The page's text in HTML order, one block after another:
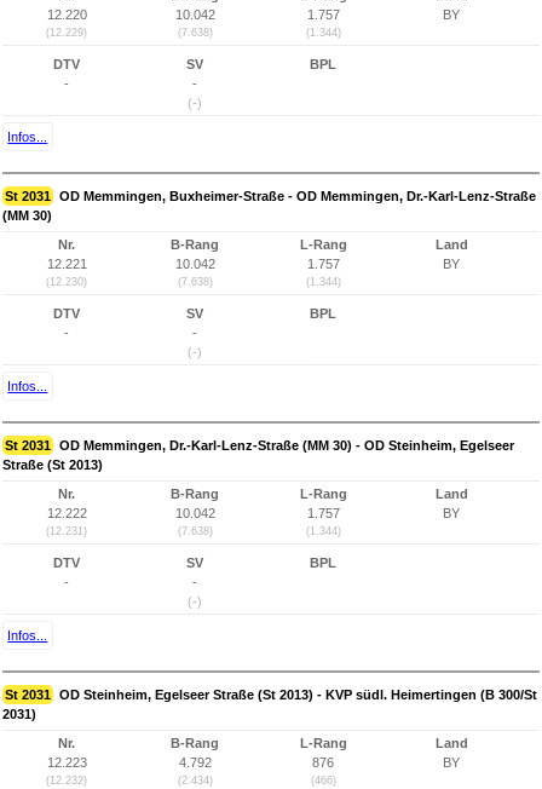
12.220
(12.229)
10.042
(7.638)
1.757
(1.344)
BY
DTV
-
SV
-
(-)
BPL
Infos...
St 2031 OD Memmingen, Buxheimer-Straße - OD Memmingen, Dr.-Karl-Lenz-Straße
(MM 30)
Nr.
12.221
(12.230)
B-Rang
10.042
(7.638)
L-Rang
1.757
(1.344)
Land
BY
DTV
-
SV
-
(-)
BPL
Infos...
St 2031 OD Memmingen, Dr.-Karl-Lenz-Straße (MM 30) - OD Steinheim, Egelseer
Straße (St 2013)
Nr.
12.222
(12.231)
B-Rang
10.042
(7.638)
L-Rang
1.757
(1.344)
Land
BY
DTV
-
SV
-
(-)
BPL
Infos...
St 2031 OD Steinheim, Egelseer Straße (St 2013) - KVP südl. Heimertingen (B 300/St
2031)
Nr.
12.223
(12.232)
B-Rang
4.792
(2.434)
L-Rang
876
(466)
Land
BY